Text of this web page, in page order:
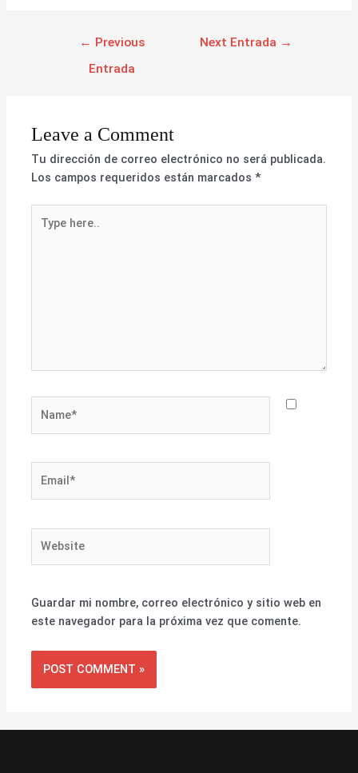
← Previous
Entrada
Next Entrada →
Leave a Comment
Tu dirección de correo electrónico no será publicada.
Los campos requeridos están marcados*
here..
Guardar mi nombre, correo electrónico y sitio web en
este navegador para la próxima vez que comente.